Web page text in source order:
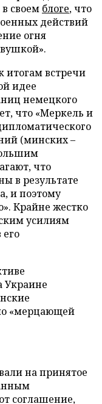
своем блоге, что
действий
огня
итогам встречи
идее
немецкого
что «Меркель и
(минских –
что
в результате
и поэтому
Крайне жестко
усилиям
Украине
«мерцающей
на принятое
соглашение,